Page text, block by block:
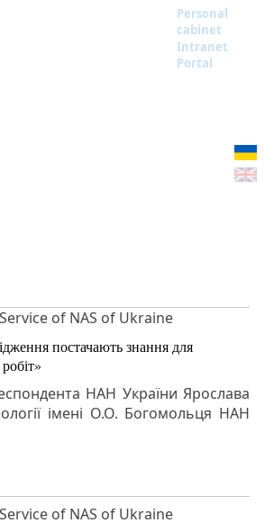
Personal
cabinet
Intranet
Portal
of NAS of Ukraine
постачають знання для
НАН України Ярослава
імені О.О. Богомольця НАН
of NAS of Ukraine